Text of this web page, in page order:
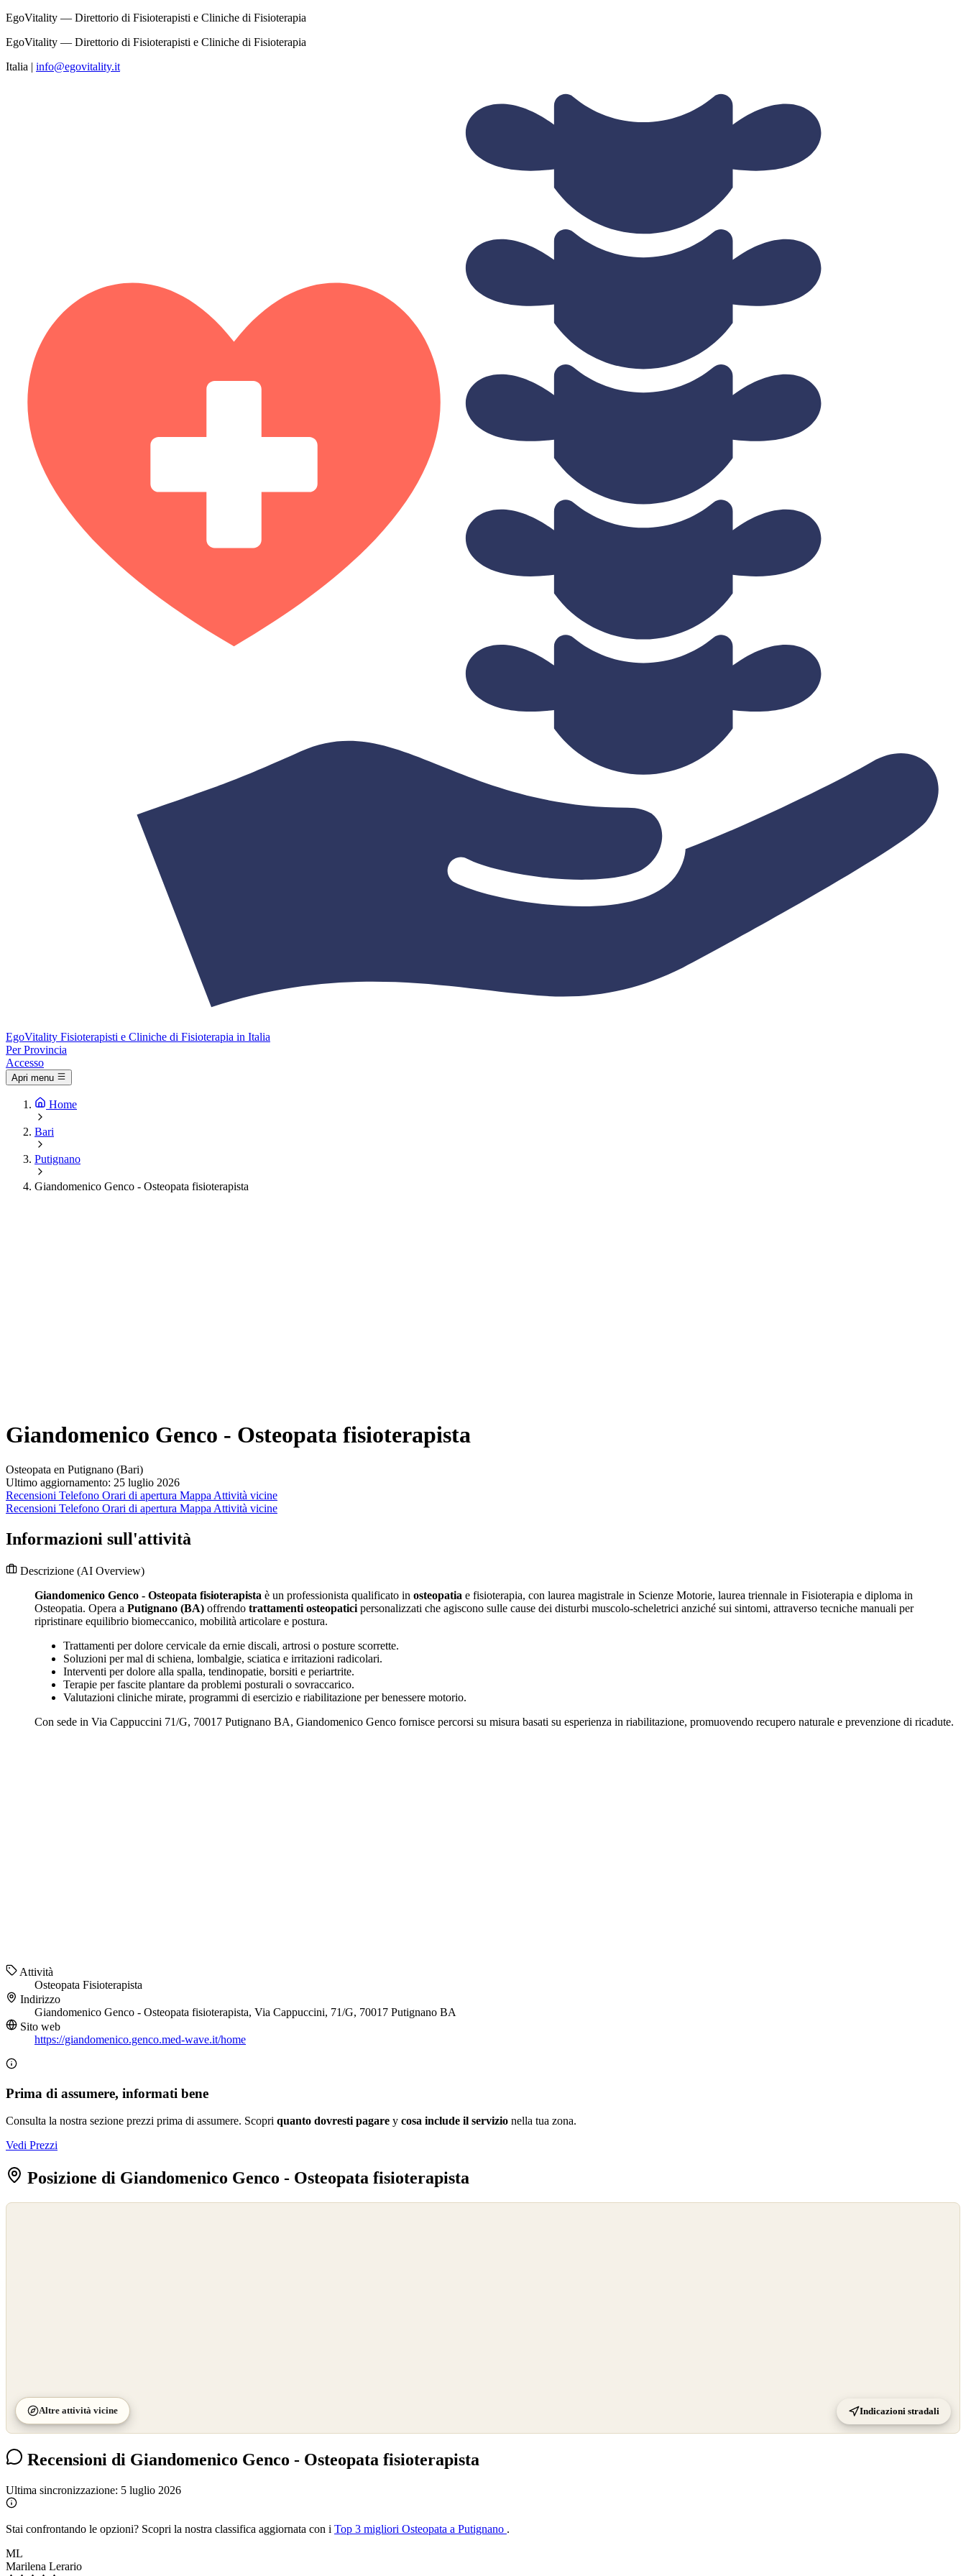
EgoVitality — Direttorio di Fisioterapisti e Cliniche di Fisioterapia
EgoVitality — Direttorio di Fisioterapisti e Cliniche di Fisioterapia
Italia | info@egovitality.it
EgoVitality Fisioterapisti e Cliniche di Fisioterapia in Italia
Per Provincia
Accesso
Apri menu
Home
Bari
Putignano
Giandomenico Genco - Osteopata fisioterapista
Giandomenico Genco - Osteopata fisioterapista
Osteopata en Putignano (Bari)
Ultimo aggiornamento: 25 luglio 2026
Recensioni Telefono Orari di apertura Mappa Attività vicine
Recensioni Telefono Orari di apertura Mappa Attività vicine
Informazioni sull'attività
Descrizione (AI Overview)
Giandomenico Genco - Osteopata fisioterapista è un professionista qualificato in osteopatia e fisioterapia, con laurea magistrale in Scienze Motorie, laurea triennale in Fisioterapia e diploma in
Osteopatia. Opera a Putignano (BA) offrendo trattamenti osteopatici personalizzati che agiscono sulle cause dei disturbi muscolo-scheletrici anziché sui sintomi, attraverso tecniche manuali per
ripristinare equilibrio biomeccanico, mobilità articolare e postura.
Trattamenti per dolore cervicale da ernie discali, artrosi o posture scorrette.
Soluzioni per mal di schiena, lombalgie, sciatica e irritazioni radicolari.
Interventi per dolore alla spalla, tendinopatie, borsiti e periartrite.
Terapie per fascite plantare da problemi posturali o sovraccarico.
Valutazioni cliniche mirate, programmi di esercizio e riabilitazione per benessere motorio.
Con sede in Via Cappuccini 71/G, 70017 Putignano BA, Giandomenico Genco fornisce percorsi su misura basati su esperienza in riabilitazione, promuovendo recupero naturale e prevenzione di ricadute.
Attività
Osteopata Fisioterapista
Indirizzo
Giandomenico Genco - Osteopata fisioterapista, Via Cappuccini, 71/G, 70017 Putignano BA
Sito web
https://giandomenico.genco.med-wave.it/home
Prima di assumere, informati bene
Consulta la nostra sezione prezzi prima di assumere. Scopri quanto dovresti pagare y cosa include il servizio nella tua zona.
Vedi Prezzi
Posizione di Giandomenico Genco - Osteopata fisioterapista
Altre attività vicine Indicazioni stradali
Recensioni di Giandomenico Genco - Osteopata fisioterapista
Ultima sincronizzazione: 5 luglio 2026
Stai confrontando le opzioni? Scopri la nostra classifica aggiornata con i Top 3 migliori Osteopata a Putignano .
ML
Marilena Lerario